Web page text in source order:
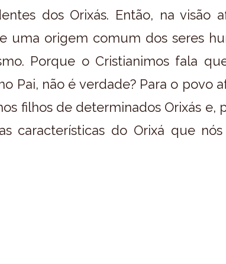
dos Orixás. Então, na visão
uma origem comum dos seres
Porque o Cristianimos fala
Pai, não é verdade? Para o povo
filhos de determinados Orixás e,
características do Orixá que nós